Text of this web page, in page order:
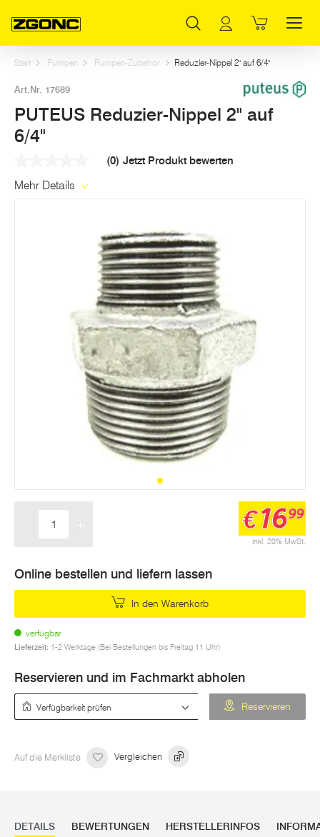
Start Pumpen Pumpen-Zubehör Reduzier-Nippel 2" auf 6/4"
Art.Nr. 17689
PUTEUS Reduzier-Nippel 2" auf
6/4"
Link
(0) Jetzt Produkt bewerten
Mehr Details
inkl. 20% MwSt.
€1699
Online bestellen und liefern lassen
In den Warenkorb
verfügbar
Lieferzeit: 1-2 Werktage (Bei Bestellungen bis Freitag 11 Uhr)
Reservieren und im Fachmarkt abholen
Reservieren
Auf die Merkliste Vergleichen
DETAILS BEWERTUNGEN HERSTELLERINFOS